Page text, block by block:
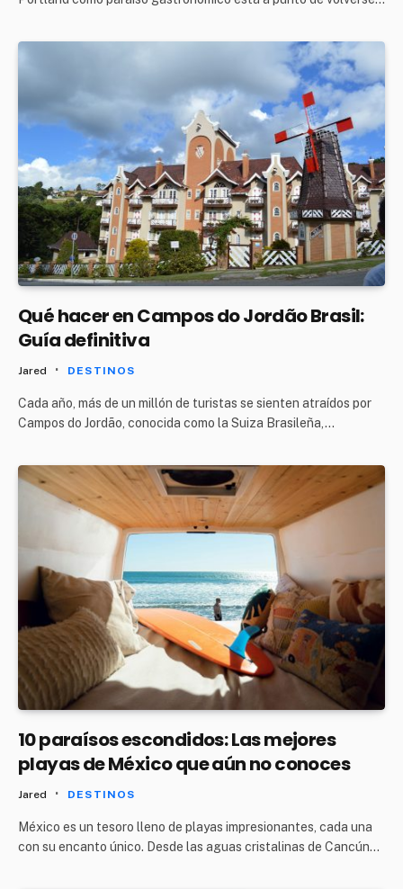
Qué hacer en Campos do Jordão Brasil:
Guía definitiva
Jared DESTINOS
Cada año, más de un millón de turistas se sienten atraídos por
Campos do Jordão, conocida como la Suiza Brasileña,…
10 paraísos escondidos: Las mejores
playas de México que aún no conoces
Jared DESTINOS
México es un tesoro lleno de playas impresionantes, cada una
con su encanto único. Desde las aguas cristalinas de Cancún…